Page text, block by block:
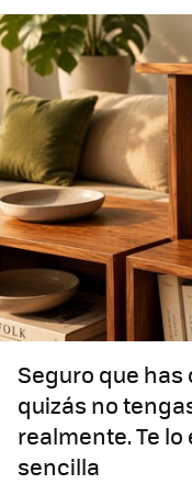
Seguro que has
quizás no
realmente. Te
sencilla